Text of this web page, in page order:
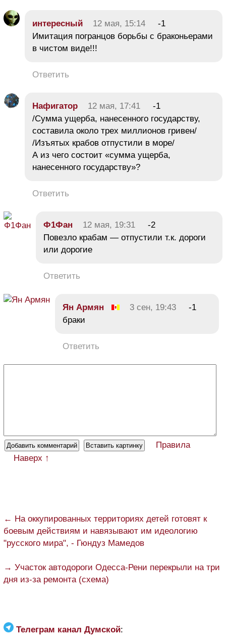
интересный 12 мая, 15:14
-1
Имитация погранцов борьбы с браконьерами
в чистом виде!!!
Ответить
Нафигатор 12 мая, 17:41
-1
/Сумма ущерба, нанесенного государству,
составила около трех миллионов гривен/
/Изъятых крабов отпустили в море/
А из чего состоит «сумма ущерба,
нанесенного государству»?
Ответить
Ф1Фан 12 мая, 19:31
-2
Повезло крабам — отпустили т.к. дороги
или дорогие
Ответить
Ян Армян 3 сен, 19:43
-1
браки
Ответить
Правила
Наверх ↑
← На оккупированных территориях детей готовят к
боевым действиям и навязывают им идеологию
"русского мира", - Гюндуз Мамедов
→ Участок автодороги Одесса-Рени перекрыли на три
дня из-за ремонта (схема)
Телеграм канал Думской: